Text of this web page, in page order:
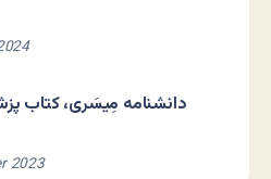
دانشنامه مِیسَری، کتاب
2023